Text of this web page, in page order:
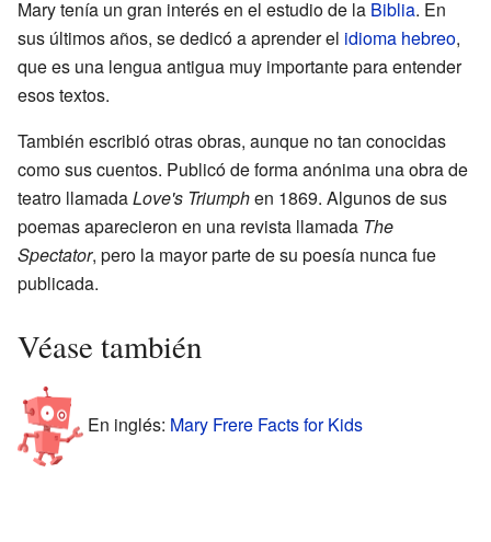
Mary tenía un gran interés en el estudio de la Biblia. En
sus últimos años, se dedicó a aprender el idioma hebreo,
que es una lengua antigua muy importante para entender
esos textos.
También escribió otras obras, aunque no tan conocidas
como sus cuentos. Publicó de forma anónima una obra de
teatro llamadaLove's Triumphen 1869. Algunos de sus
poemas aparecieron en una revista llamada The
Spectator, pero la mayor parte de su poesía nunca fue
publicada.
Véase también
En inglés: Mary Frere Facts for Kids